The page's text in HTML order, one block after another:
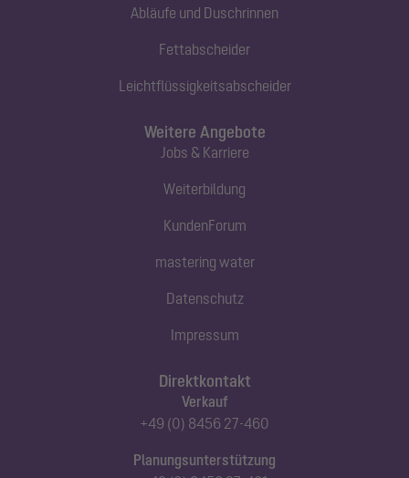
Abläufe und Duschrinnen
Fettabscheider
Leichtflüssigkeitsabscheider
Direktkontakt
Verkauf
+49 (0) 8456 27-460
Planungsunterstützung
Weitere Angebote
Jobs & Karriere
Weiterbildung
KundenForum
mastering water
Datenschutz
Impressum